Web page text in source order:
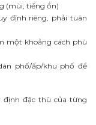
(mùi, tiếng ồn)
định riêng, phải tuân
một khoảng cách phù
phố/ấp/khu phố để
đặc thù của từng